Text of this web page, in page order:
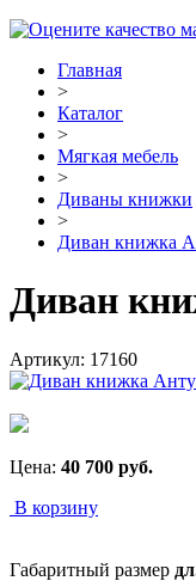
Главная
>
Каталог
>
Мягкая мебель
>
Диваны книжки
>
Диван книжка
Диван
Артикул: 17160
Цена: 40 700 руб.
В корзину
Габаритный размер